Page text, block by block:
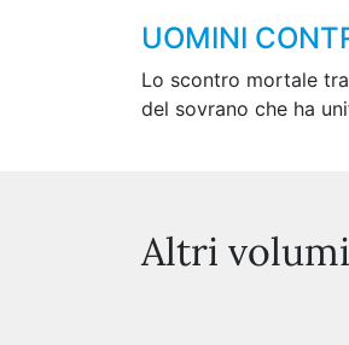
UOMINI
Lo scontro mortale
del sovrano che ha
Altri